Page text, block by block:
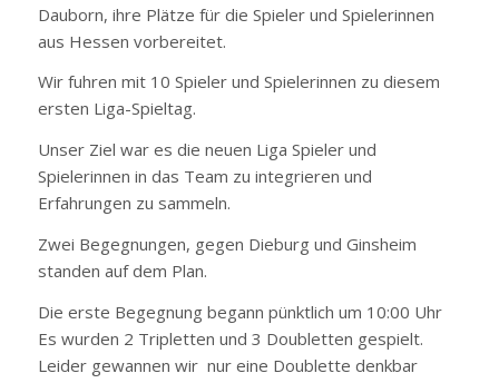
Dauborn, ihre Plätze für die Spieler und Spielerinnen
aus Hessen vorbereitet.
Wir fuhren mit 10 Spieler und Spielerinnen zu diesem
ersten Liga-Spieltag.
Unser Ziel war es die neuen Liga Spieler und
Spielerinnen in das Team zu integrieren und
Erfahrungen zu sammeln.
Zwei Begegnungen, gegen Dieburg und Ginsheim
standen auf dem Plan.
Die erste Begegnung begann pünktlich um 10:00 Uhr
Es wurden 2 Tripletten und 3 Doubletten gespielt.
Leider gewannen wir nur eine Doublette denkbar